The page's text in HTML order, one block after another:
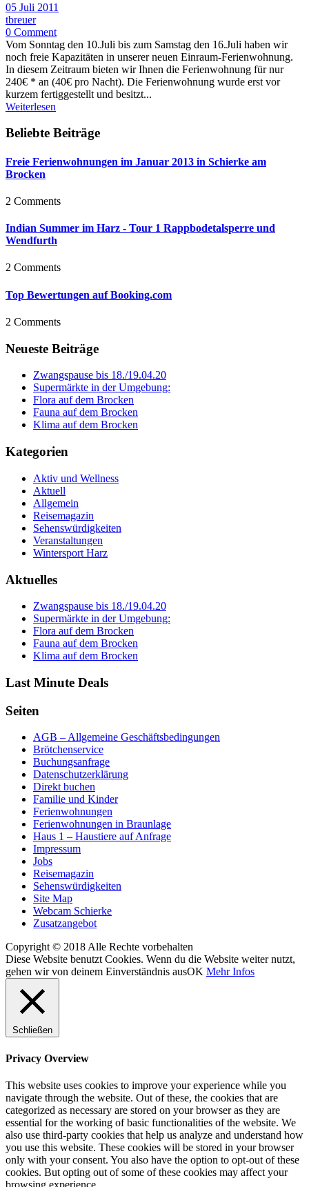
05 Juli 2011
tbreuer
0 Comment
Vom Sonntag den 10.Juli bis zum Samstag den 16.Juli haben wir
noch freie Kapazitäten in unserer neuen Einraum-Ferienwohnung.
In diesem Zeitraum bieten wir Ihnen die Ferienwohnung für nur
240€ * an (40€ pro Nacht). Die Ferienwohnung wurde erst vor
kurzem fertiggestellt und besitzt...
Weiterlesen
Beliebte Beiträge
Freie Ferienwohnungen im Januar 2013 in Schierke am
Brocken
2 Comments
Indian Summer im Harz - Tour 1 Rappbodetalsperre und
Wendfurth
2 Comments
Top Bewertungen auf Booking.com
2 Comments
Neueste Beiträge
Zwangspause bis 18./19.04.20
Supermärkte in der Umgebung:
Flora auf dem Brocken
Fauna auf dem Brocken
Klima auf dem Brocken
Kategorien
Aktiv und Wellness
Aktuell
Allgemein
Reisemagazin
Sehenswürdigkeiten
Veranstaltungen
Wintersport Harz
Aktuelles
Zwangspause bis 18./19.04.20
Supermärkte in der Umgebung:
Flora auf dem Brocken
Fauna auf dem Brocken
Klima auf dem Brocken
Last Minute Deals
Seiten
AGB – Allgemeine Geschäftsbedingungen
Brötchenservice
Buchungsanfrage
Datenschutzerklärung
Direkt buchen
Familie und Kinder
Ferienwohnungen
Ferienwohnungen in Braunlage
Haus 1 – Haustiere auf Anfrage
Impressum
Jobs
Reisemagazin
Sehenswürdigkeiten
Site Map
Webcam Schierke
Zusatzangebot
Copyright © 2018 Alle Rechte vorbehalten
Diese Website benutzt Cookies. Wenn du die Website weiter nutzt,
gehen wir von deinem Einverständnis ausOK Mehr Infos
Schließen
Privacy Overview
This website uses cookies to improve your experience while you
navigate through the website. Out of these, the cookies that are
categorized as necessary are stored on your browser as they are
essential for the working of basic functionalities of the website. We
also use third-party cookies that help us analyze and understand how
you use this website. These cookies will be stored in your browser
only with your consent. You also have the option to opt-out of these
cookies. But opting out of some of these cookies may affect your
browsing experience.